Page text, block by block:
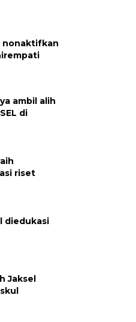
nonaktifkan
ambil alih
di
riset
diedukasi
Jaksel